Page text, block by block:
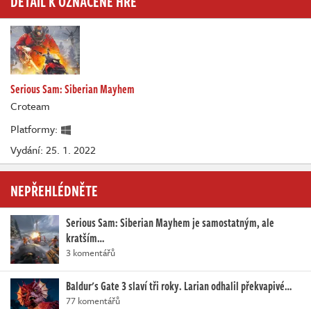
Serious Sam: Siberian Mayhem
Croteam
Platformy:
Vydání: 25. 1. 2022
NEPŘEHLÉDNĚTE
Serious Sam: Siberian Mayhem je samostatným, ale
kratším…
3 komentářů
Baldur's Gate 3 slaví tři roky. Larian odhalil překvapivé…
77 komentářů